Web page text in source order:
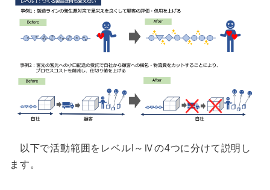
以下で活動範囲をレベルI～Ⅳの4つに分けて説明し
ます。